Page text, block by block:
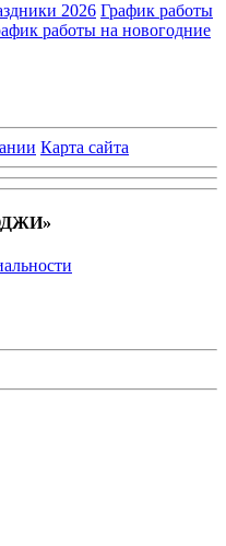
2026 График работы
работы на новогодние
Карта сайта